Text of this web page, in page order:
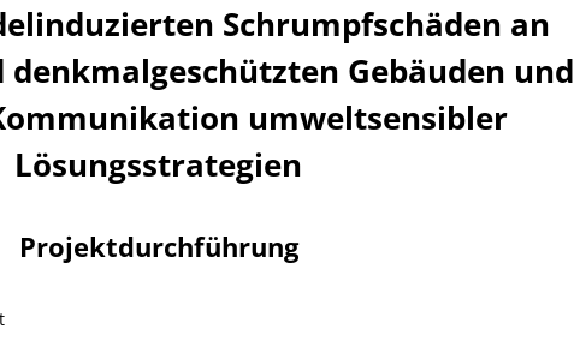
Schrumpfschäden an
Gebäuden und
umweltsensibler
Lösungsstrategien
Projektdurchführung